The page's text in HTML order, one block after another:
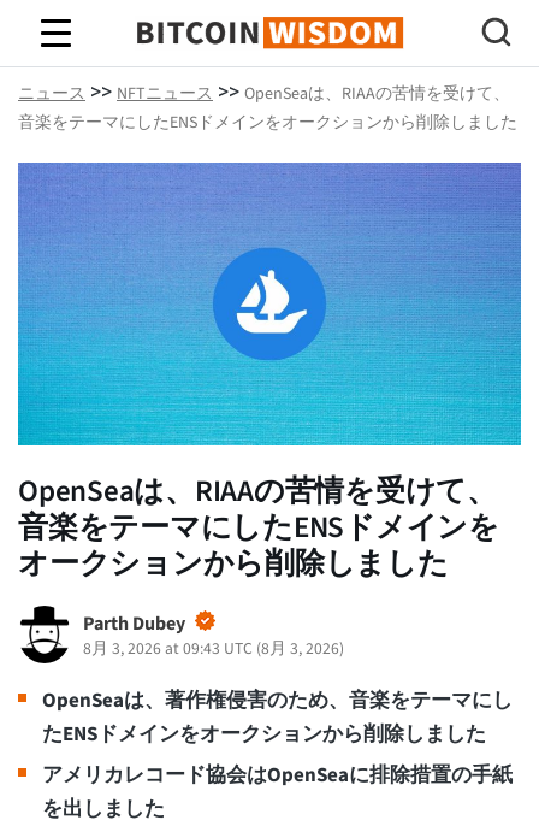
ビットコインの知恵
ニュース >> NFTニュース >> OpenSeaは、RIAAの苦情を受けて、
音楽をテーマにしたENSドメインをオークションから削除しました
OpenSeaは、RIAAの苦情を受けて、
音楽をテーマにしたENSドメインを
オークションから削除しました
Parth Dubey
8月 3, 2026 at 09:43 UTC (8月 3, 2026)
OpenSeaは、著作権侵害のため、音楽をテーマにし
たENSドメインをオークションから削除しました
アメリカレコード協会はOpenSeaに排除措置の手紙
を出しました